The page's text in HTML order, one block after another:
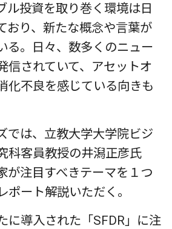
ル投資を取り巻く環境は日
おり、新たな概念や言葉が
る。日々、数多くのニュー
信されていて、アセットオ
化不良を感じている向きも
では、立教大学大学院ビジ
科客員教授の井潟正彦氏
が注目すべきテーマを１つ
ポート解説いただく。
に導入された「SFDR」に注